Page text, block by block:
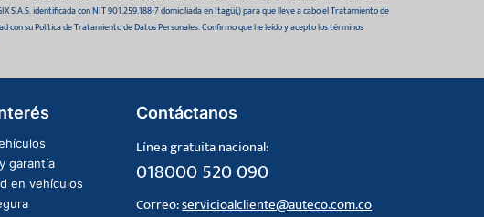
S.A.S. identificada con NIT 901.259.188-7 domiciliada en Itagüí,) para que lleve a cabo el Tratamiento de
con su Política de Tratamiento de Datos Personales. Confirmo que he leído y acepto los términos
garantía
en vehículos
Contáctanos
Línea gratuita nacional:
018000 520 090
Correo:servicioalcliente@auteco.com.co